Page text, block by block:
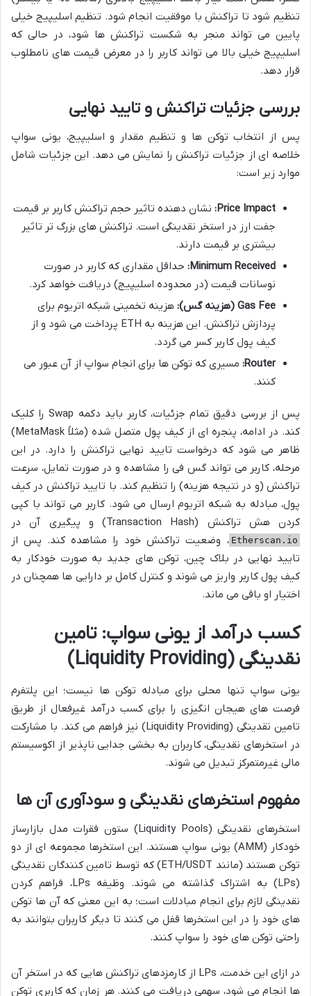
تنظیم شود تا تراکنش با موفقیت انجام شود. تنظیم اسلیپیج خیلی
پایین می تواند منجر به شکست تراکنش ها شود، در حالی که
اسلیپیج خیلی بالا می تواند کاربر را در معرض قیمت های نامطلوب
قرار دهد.
بررسی جزئیات تراکنش و تایید نهایی
پس از انتخاب توکن ها و تنظیم مقدار و اسلیپیج، یونی سواپ
خلاصه ای از جزئیات تراکنش را نمایش می دهد. این جزئیات شامل
موارد زیر است:
Price Impact: نشان دهنده تاثیر حجم تراکنش کاربر بر قیمت
جفت ارز در استخر نقدینگی است. تراکنش های بزرگ تر تاثیر
بیشتری بر قیمت دارند.
Minimum Received: حداقل مقداری که کاربر در صورت
نوسانات قیمت (در محدوده اسلیپیج) دریافت خواهد کرد.
Gas Fee (هزینه گس):
هزینه تخمینی شبکه اتریوم برای
پردازش تراکنش. این هزینه به ETH پرداخت می شود و از
کیف پول کاربر کسر می گردد.
Router: مسیری که توکن ها برای انجام سواپ از آن عبور می
کنند.
پس از بررسی دقیق تمام جزئیات، کاربر باید دکمه Swap را کلیک
کند. در ادامه، پنجره ای از کیف پول متصل شده (مثلاً MetaMask)
ظاهر می شود که درخواست تایید نهایی تراکنش را دارد. در این
مرحله، کاربر می تواند گس فی را مشاهده و در صورت تمایل، سرعت
تراکنش (و در نتیجه هزینه) را تنظیم کند. با تایید تراکنش در کیف
پول، مبادله به شبکه اتریوم ارسال می شود. کاربر می تواند با کپی
کردن هش تراکنش (Transaction Hash) و پیگیری آن در
Etherscan.io ، وضعیت تراکنش خود را مشاهده کند. پس از
تایید نهایی در بلاک چین، توکن های جدید به صورت خودکار به
کیف پول کاربر واریز می شوند و کنترل کامل بر دارایی ها همچنان در
اختیار او باقی می ماند.
کسب درآمد از یونی سواپ: تامین
نقدینگی (Liquidity Providing)
یونی سواپ تنها محلی برای مبادله توکن ها نیست؛ این پلتفرم
فرصت های هیجان انگیزی را برای کسب درآمد غیرفعال از طریق
تامین نقدینگی (Liquidity Providing) نیز فراهم می کند. با مشارکت
در استخرهای نقدینگی، کاربران به بخشی جدایی ناپذیر از اکوسیستم
مالی غیرمتمرکز تبدیل می شوند.
مفهوم استخرهای نقدینگی و سودآوری آن ها
استخرهای نقدینگی (Liquidity Pools) ستون فقرات مدل بازارساز
خودکار (AMM) یونی سواپ هستند. این استخرها مجموعه ای از دو
توکن هستند (مانند ETH/USDT) که توسط تامین کنندگان نقدینگی
(LPs) به اشتراک گذاشته می شوند. وظیفه LPs، فراهم کردن
نقدینگی لازم برای انجام مبادلات است؛ به این معنی که آن ها توکن
های خود را در این استخرها قفل می کنند تا دیگر کاربران بتوانند به
راحتی توکن های خود را سواپ کنند.
در ازای این خدمت، LPs از کارمزدهای تراکنش هایی که در استخر آن
ها انجام می شود، سهمی دریافت می کنند. هر زمان که کاربری توکن